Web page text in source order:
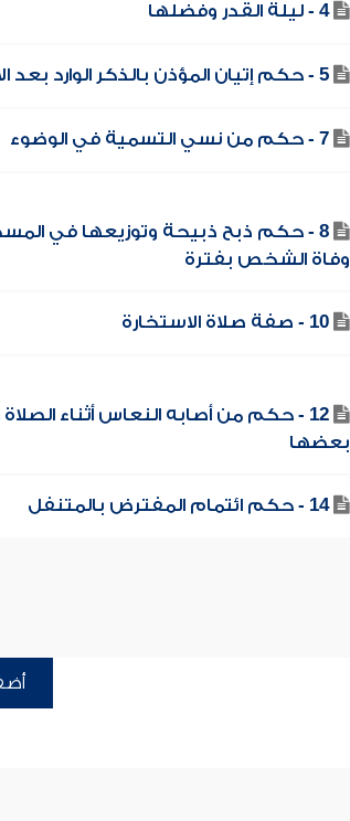
4 - ليلة القدر وفضلها
5 - حكم إتيان المؤذن بالذكر الوارد بعد الأذان
7 - حكم من نسي التسمية في الوضوء
8 - حكم ذبح ذبيحة وتوزيعها في
وفاة الشخص بفترة
10 - صفة صلاة الاستخارة
12 - حكم من أصابه النعاس أثناء
بعضها
14 - حكم ائتمام المفترض بالمتنفل